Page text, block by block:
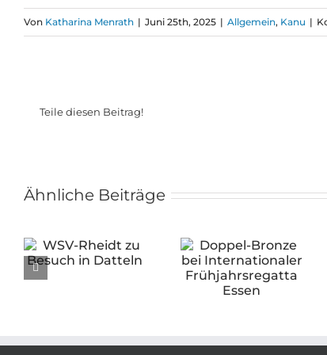
Von Katharina Menrath | Juni 25th, 2025 | Allgemein, Kanu |
Teile diesen Beitrag!
Ähnliche Beiträge
Doppel-Bronze
WSV beim
Hallenwettkampf
in Emsdetten